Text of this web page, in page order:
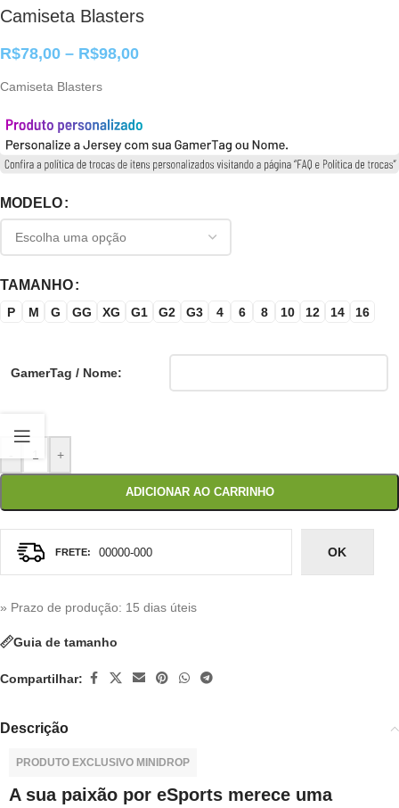
Camiseta Blasters
R$78,00 – R$98,00
Camiseta Blasters
MODELO
TAMANHO
P M G GG XG G1 G2 G3 4 6 8 10 12 14 16
GamerTag / Nome:
+
ADICIONAR AO CARRINHO
OK
» Prazo de produção: 15 dias úteis
Guia de tamanho
Compartilhar:
Descrição
PRODUTO EXCLUSIVO MINIDROP
A sua paixão por eSports merece uma